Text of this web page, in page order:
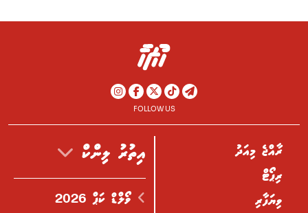
FOLLOW US
ރާއްޖެ މިއަދު
ރިޕޯޓް
ވިޔަފާރި
އިތުރު ލިންކް
ވޯލްޑް ކަޕް 2026